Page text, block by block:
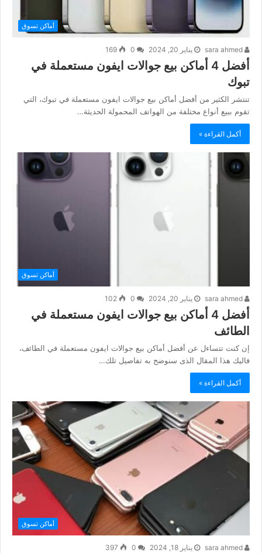
أماكن تسوق
يناير 20, 2024 169
أفضل 4 أماكن بيع جوالات ايفون مستعملة في
تبوك
تنتشر الكثير من أفضل أماكن بيع جوالات ايفون مستعملة في تبوك، التي
تقوم ببيع أنواع مختلفة من الهواتف المحمولة الحديثة…
أكمل القراءة »
أماكن تسوق
يناير 20, 2024 102
أفضل 4 أماكن بيع جوالات ايفون مستعملة في
الطائف
إن كنت تتساءل عن أفضل أماكن بيع جوالات ايفون مستعملة في الطائف،
فاليك هذا المقال الذى سنوضح به تفاصيل تلك…
أكمل القراءة »
أماكن تسوق
يناير 18, 2024 397